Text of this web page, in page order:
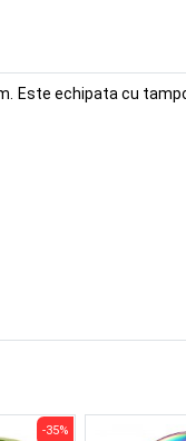
Este echipata cu
-35%